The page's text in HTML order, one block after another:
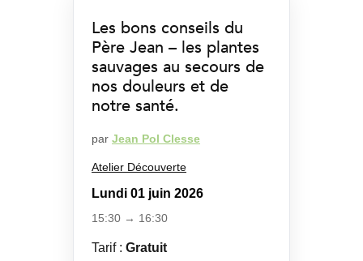
Les bons conseils du
Père Jean – les plantes
sauvages au secours de
nos douleurs et de
notre santé.
par Jean Pol Clesse
Atelier Découverte
Lundi 01 juin 2026
15:30 → 16:30
Tarif : Gratuit